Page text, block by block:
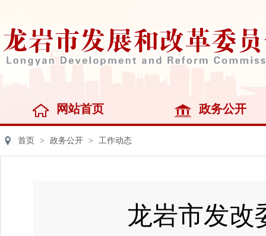
网站首页 政务公开
首页 > 政务公开 > 工作动态
龙岩市发改